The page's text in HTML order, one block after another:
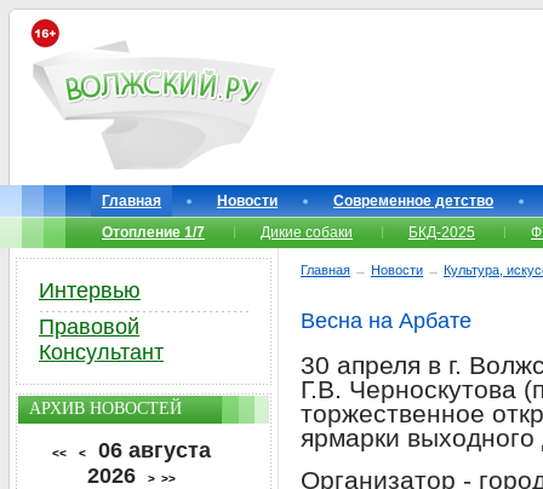
Главная Новости
Современное детство
Отопление 1/7
Дикие собаки БКД-2025
Главная → Новости → Культура,
Весна на Арбате
30 апреля в г.
Г.В. Черноскутова
торжественное
ярмарки
Организатор -
Интервью
Правовой
Консультант
АРХИВ НОВОСТЕЙ
<< <
06 августа
2026
> >>